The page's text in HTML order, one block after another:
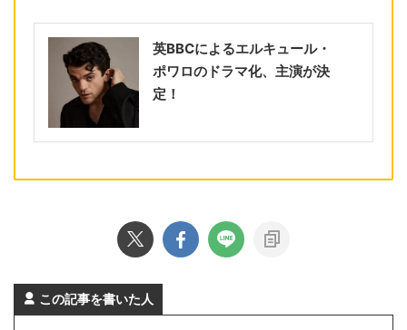
英BBCによるエルキュール・
ポワロのドラマ化、主演が決
定！
この記事を書いた人